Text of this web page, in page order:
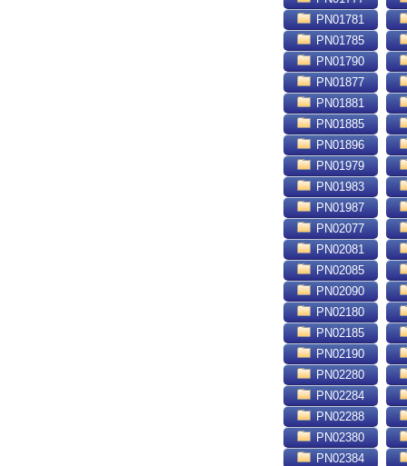
PN01781
PN01785
PN01790
PN01877
PN01881
PN01885
PN01896
PN01979
PN01983
PN01987
PN02077
PN02081
PN02085
PN02090
PN02180
PN02185
PN02190
PN02280
PN02284
PN02288
PN02380
PN02384